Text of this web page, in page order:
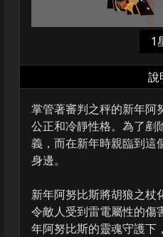
1
說
掌管著審判之秤的新年阿
公正和冷靜性格。為了剷
義，而在新年時親臨到這
身邊。
新年阿努比斯將胡狼之杖
令敵人受到雷電屬性的傷
年阿努比斯的靈魂守護下